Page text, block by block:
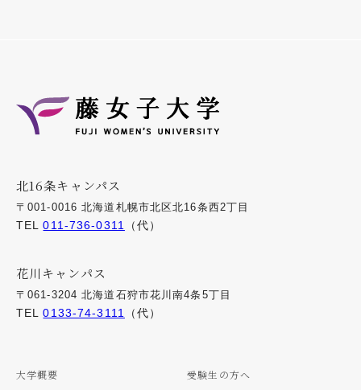
北16条キャンパス
〒001-0016 北海道札幌市北区北16条西2丁目
TEL011-736-0311 （代）
花川キャンパス
〒061-3204 北海道石狩市花川南4条5丁目
TEL0133-74-3111 （代）
大学概要
受験生の方へ